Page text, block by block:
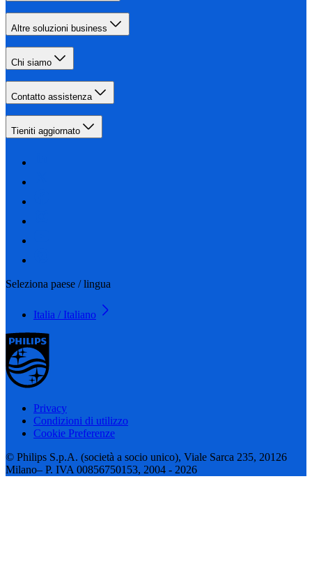
Altre soluzioni business
Chi siamo
Contatto assistenza
Tieniti aggiornato
Seleziona paese / lingua
Italia / Italiano
Privacy
Condizioni di utilizzo
Cookie Preferenze
© Philips S.p.A. (società a socio unico), Viale Sarca 235, 20126
Milano– P. IVA 00856750153, 2004 - 2026